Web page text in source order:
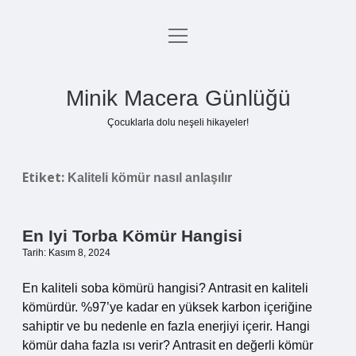
Anasayfa
menüyü
Minik Macera Günlüğü
Çocuklarla dolu neşeli hikayeler!
Etiket: Kaliteli kömür nasıl anlaşılır
En Iyi Torba Kömür Hangisi
Tarih: Kasım 8, 2024
En kaliteli soba kömürü hangisi? Antrasit en kaliteli
kömürdür. %97’ye kadar en yüksek karbon içeriğine
sahiptir ve bu nedenle en fazla enerjiyi içerir. Hangi
kömür daha fazla ısı verir? Antrasit en değerli kömür